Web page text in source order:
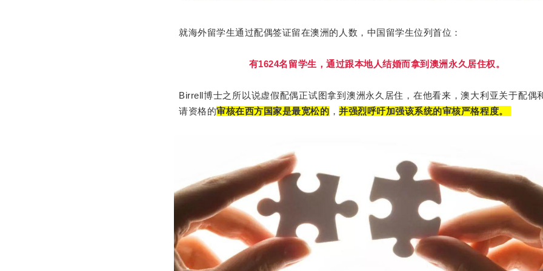
就海外留学生通过配偶签证留在澳洲的人数，中国留学生位列首位：
有1624名留学生，通过跟本地人结婚而拿到澳洲永久居住权。
Birrell博士之所以说虚假配偶正试图拿到澳洲永久居住，在他看来，澳大利亚关于配偶
请资格的审核在西方国家是最宽松的 ，并强烈呼吁加强该系统的审核严格程度。